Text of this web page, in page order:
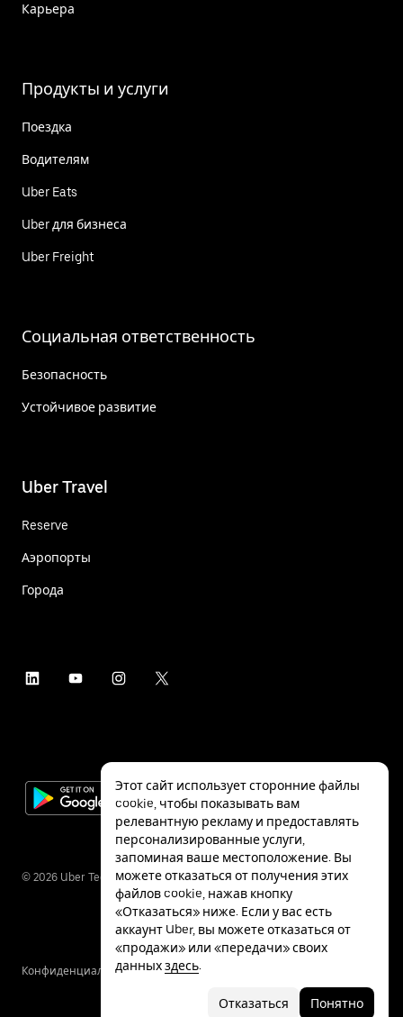
Карьера
Продукты и услуги
Поездка
Водителям
Uber Eats
Uber для бизнеса
Uber Freight
Социальная ответственность
Безопасность
Устойчивое развитие
Uber Travel
Reserve
Аэропорты
Города
© 2026 Uber Technologies Inc.
КонфиденциальностьСпециальные
Этот сайт использует сторонние файлы
cookie, чтобы показывать вам
релевантную рекламу и предоставлять
персонализированные услуги,
запоминая ваше местоположение. Вы
можете отказаться от получения этих
файлов cookie, нажав кнопку
«Отказаться» ниже. Если у вас есть
аккаунт Uber, вы можете отказаться от
«продажи» или «передачи» своих
данныхздесь.
Отказаться Понятно